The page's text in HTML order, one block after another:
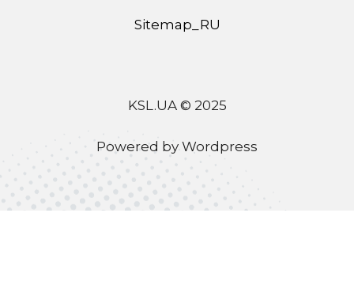
Sitemap_RU
KSL.UA © 2025
Powered by Wordpress